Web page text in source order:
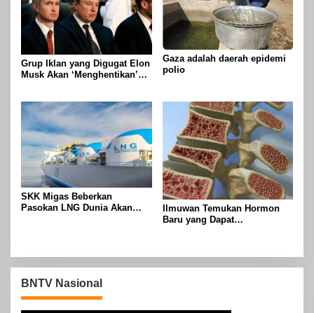
Grup Iklan yang Digugat Elon
Musk Akan ‘Menghentikan’
Gaza adalah daerah epidemi
polio
SKK Migas Beberkan
Pasokan LNG Dunia Akan
Ilmuwan Temukan Hormon
Baru yang Dapat
BNTV Nasional